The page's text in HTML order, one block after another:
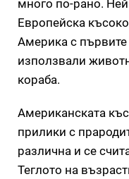
много по-рано.
Европейска
Америка с
използвали
кораба.
Американската
прилики с
различна и се
Теглото на